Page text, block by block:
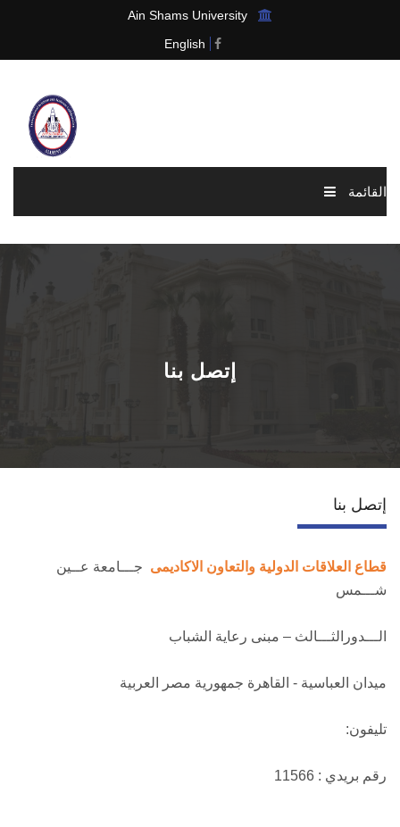
Ain Shams University
English
القائمة
الرئيسية
إتصل بنا
إتصل بنا
قطاع العلاقات الدولية والتعاون الاكاديمى جـــامعة عــين
شـــمس
الـــدورالثـــالث – مبنى رعاية الشباب
ميدان العباسية - القاهرة جمهورية مصر العربية
تليفون:
رقم بريدي : 11566